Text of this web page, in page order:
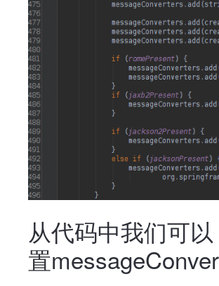
从代码中我们可
置